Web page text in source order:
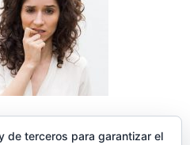
de terceros para garantizar el